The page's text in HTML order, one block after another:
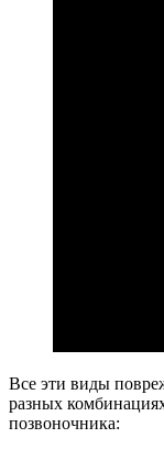
Все эти виды
разных
позвоночника: